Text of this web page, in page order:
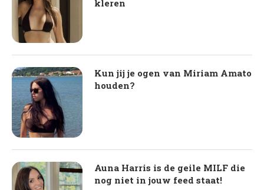
kleren
Kun jij je ogen van Miriam Amato
houden?
Auna Harris is de geile MILF die
nog niet in jouw feed staat!